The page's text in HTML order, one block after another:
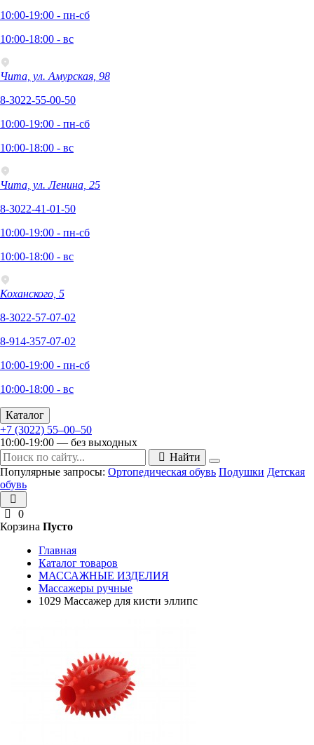
10:00-19:00 - пн-сб
10:00-18:00 - вс
Чита, ул. Амурская, 98
8-3022-55-00-50
10:00-19:00 - пн-сб
10:00-18:00 - вс
Чита, ул. Ленина, 25
8-3022-41-01-50
10:00-19:00 - пн-сб
10:00-18:00 - вс
Коханского, 5
8-3022-57-07-02
8-914-357-07-02
10:00-19:00 - пн-сб
10:00-18:00 - вс
Каталог
+7 (3022) 55‒00‒50
10:00-19:00 — без выходных
Найти
Популярные запросы: Ортопедическая обувь Подушки Детская
обувь
0
Корзина Пусто
Главная
Каталог товаров
МАССАЖНЫЕ ИЗДЕЛИЯ
Массажеры ручные
1029 Массажер для кисти эллипс